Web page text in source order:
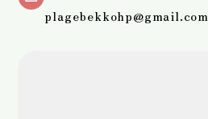
plagebekkohp@gmail.com